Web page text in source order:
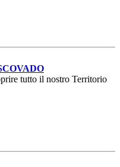
tutto il nostro Territorio